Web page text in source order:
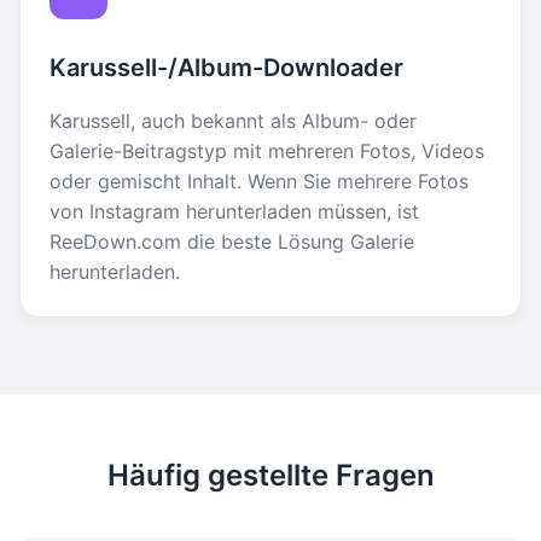
Karussell-/Album-Downloader
Karussell, auch bekannt als Album- oder
Galerie-Beitragstyp mit mehreren Fotos, Videos
oder gemischt Inhalt. Wenn Sie mehrere Fotos
von Instagram herunterladen müssen, ist
ReeDown.com die beste Lösung Galerie
herunterladen.
Häufig gestellte Fragen